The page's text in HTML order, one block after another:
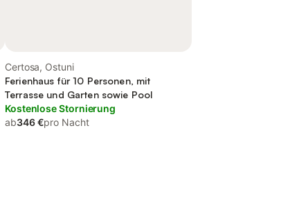
Certosa, Ostuni
Ferienhaus für 10 Personen, mit
Terrasse und Garten sowie Pool
Kostenlose Stornierung
ab346 €pro Nacht